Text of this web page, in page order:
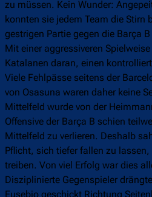
zu müssen. Kein Wunder:
konnten sie jedem Team die Stirn
gestrigen Partie gegen die Barça
Mit einer aggressiveren
Katalanen daran, einen
Viele Fehlpässe seitens der
von Osasuna waren daher keine
Mittelfeld wurde von der
Offensive der Barça B schien
Mittelfeld zu verlieren. Deshalb
Pflicht, sich tiefer fallen zu
treiben. Von viel Erfolg war dies
Disziplinierte Gegenspieler
Eusebio geschickt Richtung